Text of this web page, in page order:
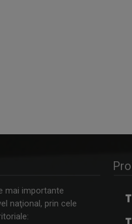
mai importante
naţional, prin cele